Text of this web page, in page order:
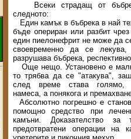
Всеки страдащ от
следното:
Един камък в бъбрека в най
бъде опериран или разбит
един пиелонефрит не може да
своевременно да се
разрушава бъбрека,
Още нещо. Установено е
то трябва да се "атакува",
след време става голямо,
намеса, а понякога и
Абсолютно погрешно е
помощно средство при
камъни. Доказателство за
предотвратени операции на